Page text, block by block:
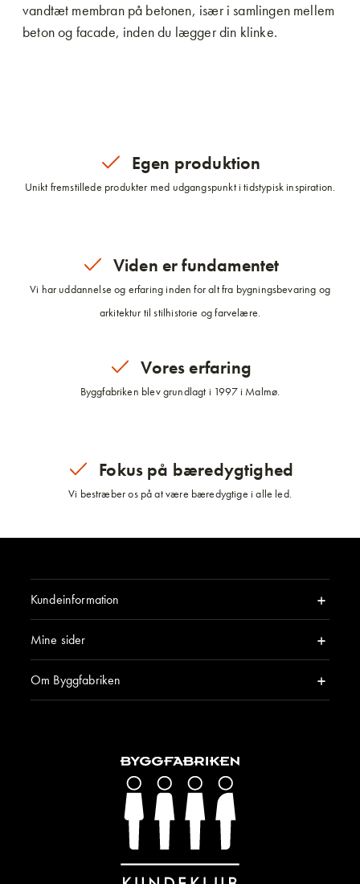
vandtæt membran på betonen, især i samlingen mellem
beton og facade, inden du lægger din klinke.
Egen produktion
Unikt fremstillede produkter med udgangspunkt i tidstypisk inspiration.
Viden er fundamentet
Vi har uddannelse og erfaring inden for alt fra bygningsbevaring og
arkitektur til stilhistorie og farvelære.
Vores erfaring
Byggfabriken blev grundlagt i 1997 i Malmø.
Fokus på bæredygtighed
Vi bestræber os på at være bæredygtige i alle led.
Kundeinformation
Mine sider
Om Byggfabriken